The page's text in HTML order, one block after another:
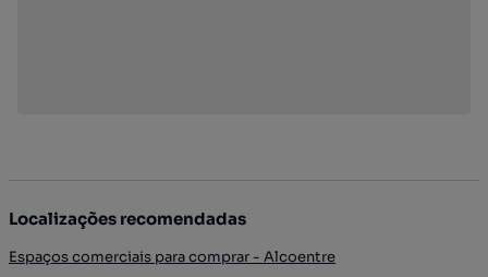
Localizações recomendadas
Espaços comerciais para comprar - Alcoentre